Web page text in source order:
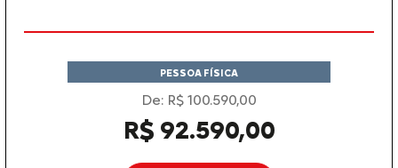
PESSOA FÍSICA
De: R$ 100.590,00
R$ 92.590,00